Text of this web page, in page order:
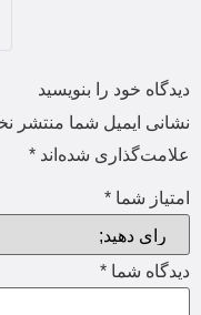
دیدگاه خود را بنویسید
نشانی ایمیل شما منتشر
علامت‌گذاری شده‌اند *
امتیاز شما *
دیدگاه شما *